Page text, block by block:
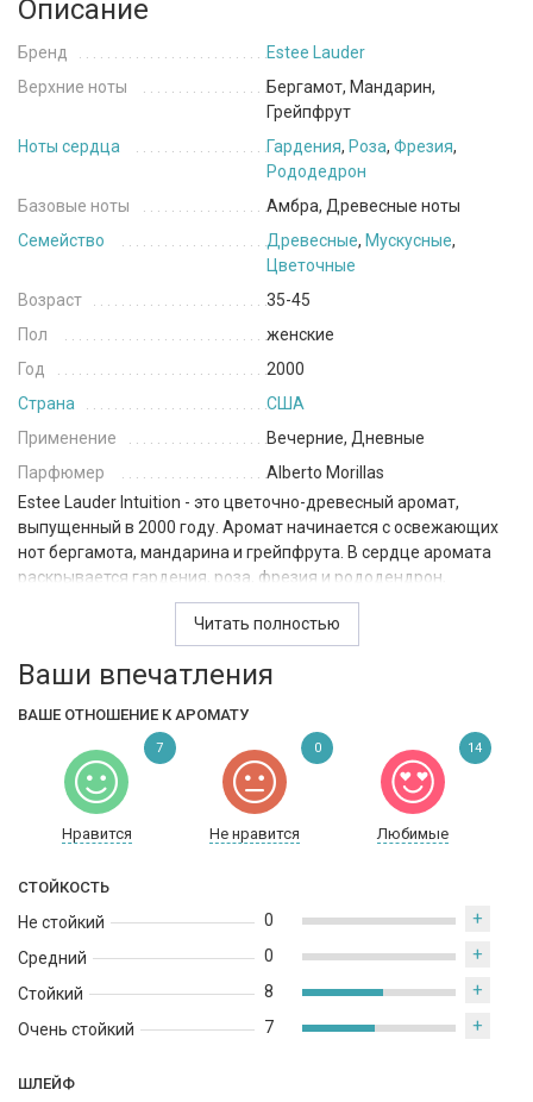
Описание
Бренд
Estee Lauder
Верхние ноты
Бергамот, Мандарин,
Грейпфрут
Ноты сердца
Гардения, Роза, Фрезия,
Рододедрон
Базовые ноты
Амбра, Древесные ноты
Семейство
Древесные, Мускусные,
Цветочные
Возраст
35-45
Пол
женские
Год
2000
Страна
США
Применение
Вечерние, Дневные
Парфюмер
Alberto Morillas
Estee Lauder Intuition - это цветочно-древесный аромат,
выпущенный в 2000 году. Аромат начинается с освежающих
нот бергамота, мандарина и грейпфрута. В сердце аромата
раскрывается гардения, роза, фрезия и рододендрон,
создавая букет цветовых нот. Базовые ноты включают
теплый и древесный аккорд из амбры и древесных нот. В
целом, это современный и женственный аромат, подходящий
для повседневного использования.
Читать полностью
Ваши впечатления
ВАШЕ ОТНОШЕНИЕ К АРОМАТУ
Нравится Не нравится Любимые
7 0 14
СТОЙКОСТЬ
Не стойкий
Средний
Стойкий
Очень стойкий
0 +
0 +
8 +
7 +
ШЛЕЙФ